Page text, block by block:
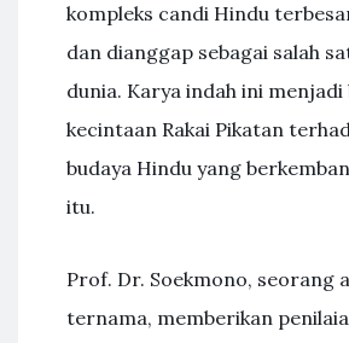
kompleks candi Hindu
dan dianggap sebagai salah
dunia. Karya indah ini menjadi
kecintaan Rakai Pikatan
budaya Hindu yang
itu.
Prof. Dr. Soekmono, seorang
ternama, memberikan